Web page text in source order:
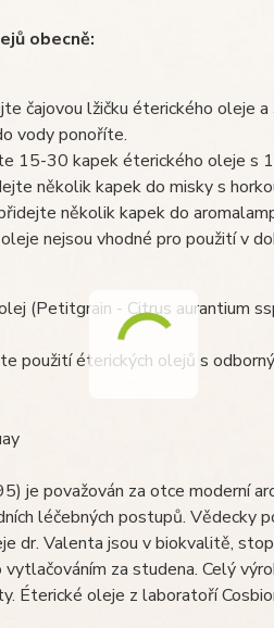
obecně:
čajovou lžičku éterického oleje
vody ponoříte.
15-30 kapek éterického oleje s
několik kapek do misky s
několik kapek do
nejsou vhodné pro použití v
(Petitgrain - Citrus aurantium
použití éterických olejů s
je považován za otce moderní
léčebných postupů. Vědecky
dr. Valenta jsou v biokvalitě,
za studena. Celý
Éterické oleje z laboratoří